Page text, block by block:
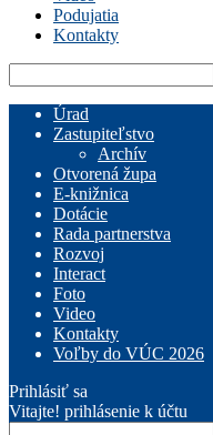
Podujatia
Kontakty
Úrad
Zastupiteľstvo
Archív
Otvorená župa
E-knižnica
Dotácie
Rada partnerstva
Rozvoj
Interact
Foto
Video
Kontakty
Voľby do VÚC 2026
Prihlásiť sa
Vitajte! prihlásenie k účtu